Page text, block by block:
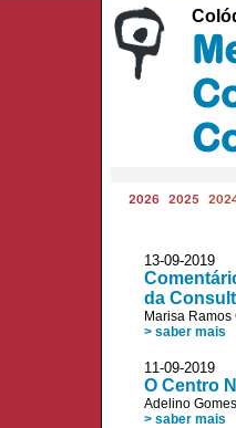
2026 2025
13-09-
da
Marisa
> saber mais
11-09-
O Centro
Adelino Gomes
> saber mais